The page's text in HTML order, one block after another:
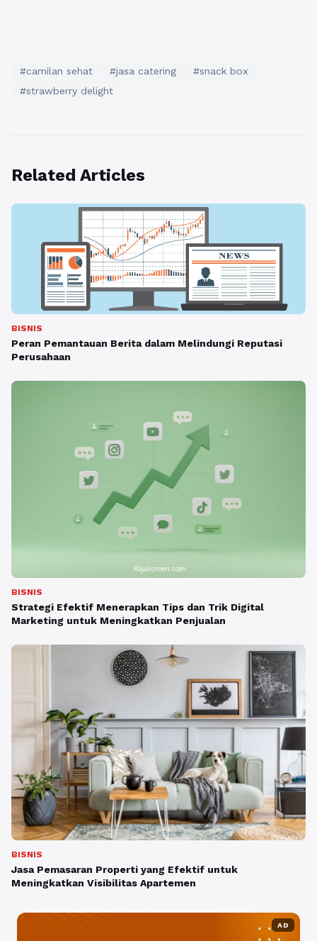
#camilan sehat #jasa catering
#snack box
#strawberry delight
Related Articles
BISNIS
Peran Pemantauan Berita dalam Melindungi Reputasi
Perusahaan
BISNIS
Strategi Efektif Menerapkan Tips dan Trik Digital
Marketing untuk Meningkatkan Penjualan
BISNIS
Jasa Pemasaran Properti yang Efektif untuk
Meningkatkan Visibilitas Apartemen
AD